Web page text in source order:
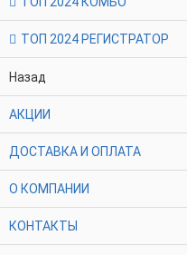
ТОП 2024 РЕГИСТРАТОР
Назад
АКЦИИ
ДОСТАВКА И ОПЛАТА
О КОМПАНИИ
КОНТАКТЫ